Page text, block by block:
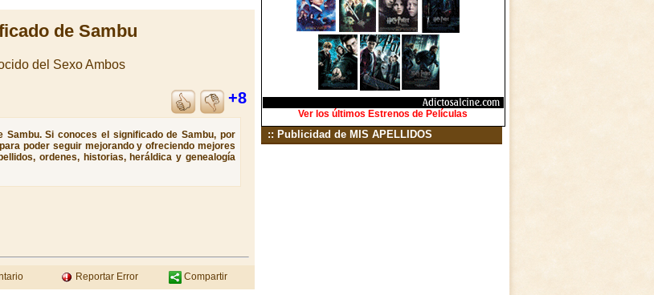
de Sambu
del Sexo Ambos
+8
Si conoces el significado de Sambu, por
poder seguir mejorando y ofreciendo mejores
ordenes, historias, heráldica y genealogía
Reportar Error Compartir
Ver los últimos Estrenos de Películas
:: Publicidad de MIS APELLIDOS